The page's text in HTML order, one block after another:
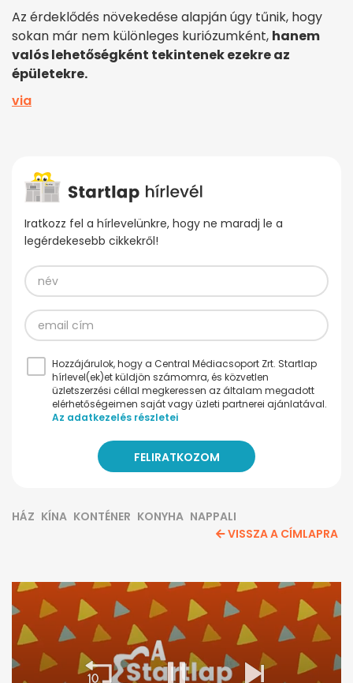
Az érdeklődés növekedése alapján úgy tűnik, hogy
sokan már nem különleges kuriózumként, hanem
valós lehetőségként tekintenek ezekre az
épületekre.
via
Iratkozz fel a hírlevelünkre, hogy ne maradj le a
legérdekesebb cikkekről!
Hozzájárulok, hogy a Central Médiacsoport Zrt. Startlap
hírlevel(ek)et küldjön számomra, és közvetlen
üzletszerzési céllal megkeressen az általam megadott
elérhetőségeimen saját vagy üzleti partnerei ajánlatával.
Az adatkezelés részletei
HÁZ KÍNA KONTÉNER KONYHA NAPPALI
VISSZA A CÍMLAPRA